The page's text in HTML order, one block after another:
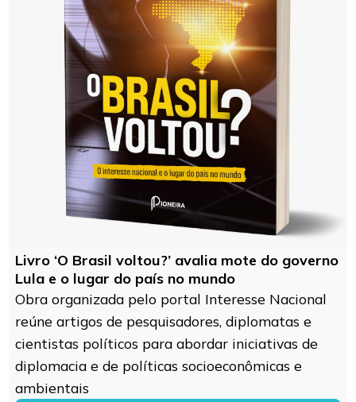
Livro ‘O Brasil voltou?’ avalia mote do governo
Lula e o lugar do país no mundo
Obra organizada pelo portal Interesse Nacional
reúne artigos de pesquisadores, diplomatas e
cientistas políticos para abordar iniciativas de
diplomacia e de políticas socioeconômicas e
ambientais